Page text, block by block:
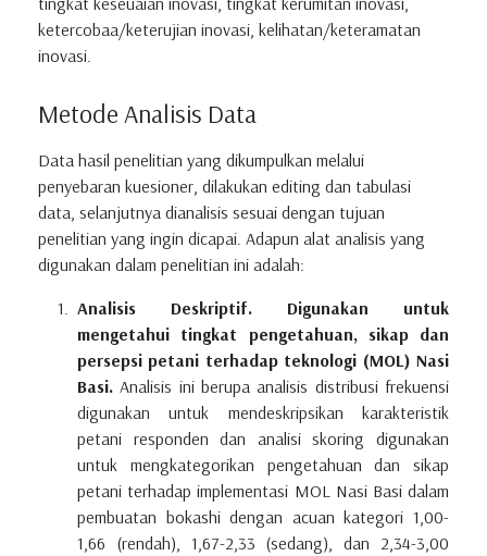
ketercobaa/keterujian inovasi, kelihatan/keteramatan
inovasi.
Metode Analisis Data
Data hasil penelitian yang dikumpulkan melalui
penyebaran kuesioner, dilakukan editing dan tabulasi
data, selanjutnya dianalisis sesuai dengan tujuan
penelitian yang ingin dicapai. Adapun alat analisis yang
digunakan dalam penelitian ini adalah:
Analisis Deskriptif. Digunakan untuk
mengetahui tingkat pengetahuan, sikap dan
persepsi petani terhadap teknologi (MOL) Nasi
Basi. Analisis ini berupa analisis distribusi frekuensi
digunakan untuk mendeskripsikan karakteristik
petani responden dan analisi skoring digunakan
untuk mengkategorikan pengetahuan dan sikap
petani terhadap implementasi MOL Nasi Basi dalam
pembuatan bokashi dengan acuan kategori 1,00-
1,66 (rendah), 1,67-2,33 (sedang), dan 2,34-3,00